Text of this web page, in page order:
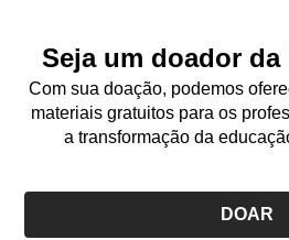
Seja um doador da
Com sua doação, podemos
materiais gratuitos para os
a transformação da
DOAR